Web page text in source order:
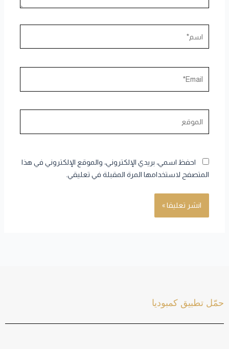
احفظ اسمي، بريدي الإلكتروني، والموقع الإلكتروني في هذا
المتصفح لاستخدامها المرة المقبلة في تعليقي.
حمّل تطبيق كمبوديا